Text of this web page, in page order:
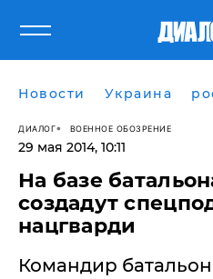
Новости Украина
ДИАЛОГ ВОЕННОЕ ОБОЗРЕНИЕ
29 мая 2014, 10:11
На базе
создадут
нацгварди
Командир